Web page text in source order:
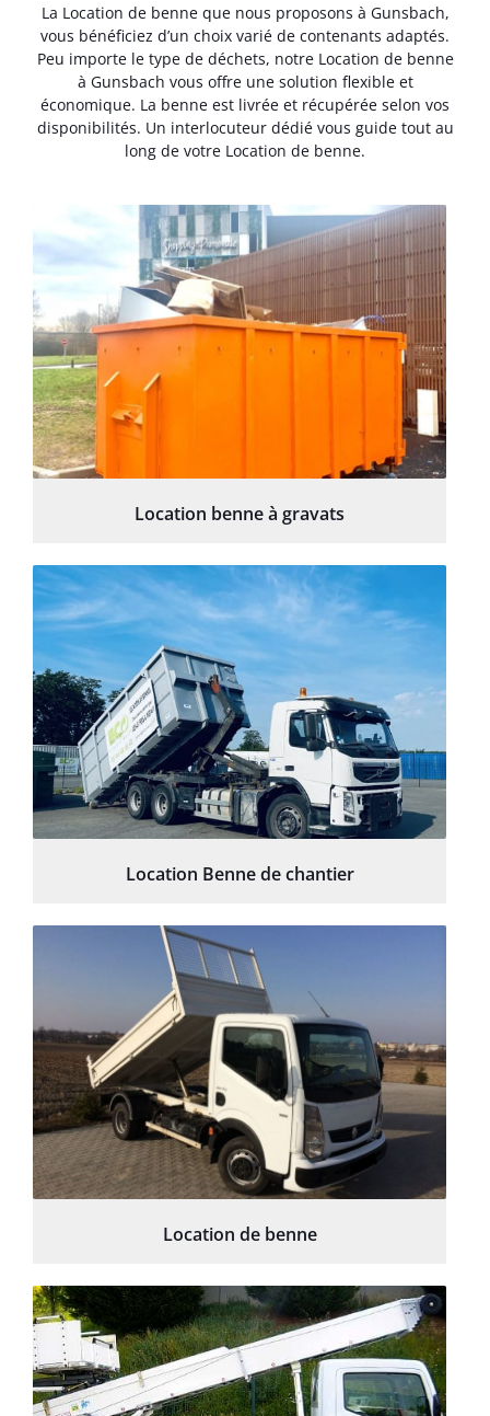
La Location de benne que nous proposons à Gunsbach,
vous bénéficiez d’un choix varié de contenants adaptés.
Peu importe le type de déchets, notre Location de benne
à Gunsbach vous offre une solution flexible et
économique. La benne est livrée et récupérée selon vos
disponibilités. Un interlocuteur dédié vous guide tout au
long de votre Location de benne.
Location benne à gravats
Location Benne de chantier
Location de benne